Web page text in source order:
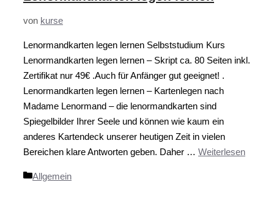
von kurse
Lenormandkarten legen lernen Selbststudium Kurs
Lenormandkarten legen lernen – Skript ca. 80 Seiten inkl.
Zertifikat nur 49€ .Auch für Anfänger gut geeignet! .
Lenormandkarten legen lernen – Kartenlegen nach
Madame Lenormand – die lenormandkarten sind
Spiegelbilder Ihrer Seele und können wie kaum ein
anderes Kartendeck unserer heutigen Zeit in vielen
Bereichen klare Antworten geben. Daher … Weiterlesen
Kategorien
Allgemein